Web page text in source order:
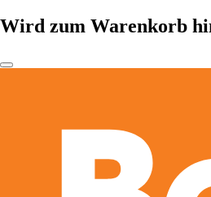
Wird zum Warenkorb